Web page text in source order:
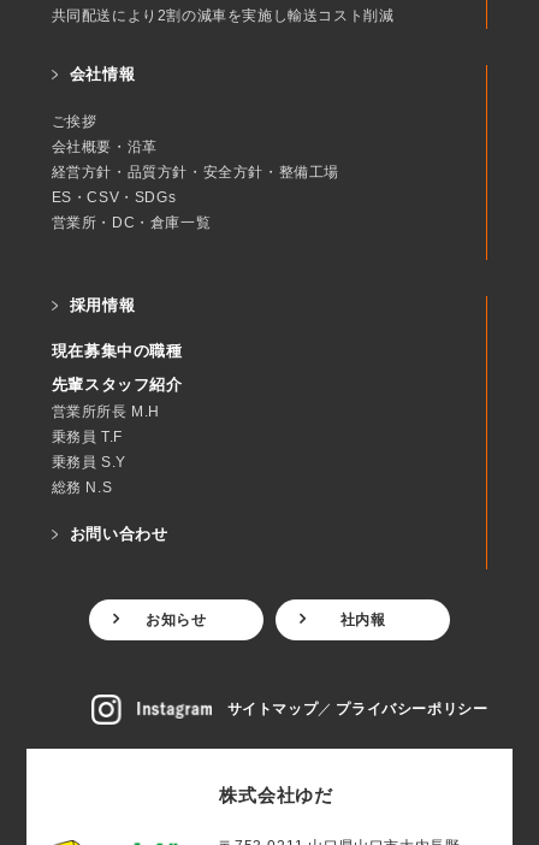
共同配送により2割の減車を実施し輸送コスト削減
会社情報
ご挨拶
会社概要・沿革
経営方針・品質方針・安全方針・整備工場
ES・CSV・SDGs
営業所・DC・倉庫一覧
採用情報
現在募集中の職種
先輩スタッフ紹介
営業所所長 M.H
乗務員 T.F
乗務員 S.Y
総務 N.S
お問い合わせ
お知らせ 社内報
サイトマップ プライバシーポリシー
株式会社ゆだ